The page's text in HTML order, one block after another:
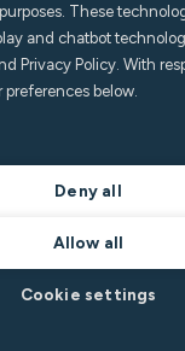
These
and chatbot
Privacy Policy. With
below.
Deny all
Allow all
Cookie settings